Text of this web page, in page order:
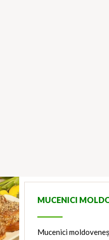
MUCENICI
Mucenici